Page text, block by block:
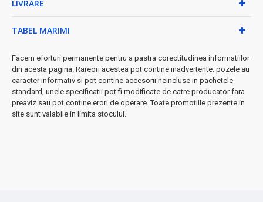
• Putere de 43W pentru încălzire rapidă
• Tensiune universală 110-240V
• Design ergonomic și compact
Dimensiuni:34cm x 7cm x 3cm - perfect pentru utilizare acasă
și în călătorii
LIVRARE
TABEL MARIMI
Facem eforturi permanente pentru a pastra corectitudinea informatiilor
din acesta pagina. Rareori acestea pot contine inadvertente: pozele au
caracter informativ si pot contine accesorii neincluse in pachetele
standard, unele specificatii pot fi modificate de catre producator fara
preaviz sau pot contine erori de operare. Toate promotiile prezente in
site sunt valabile in limita stocului.